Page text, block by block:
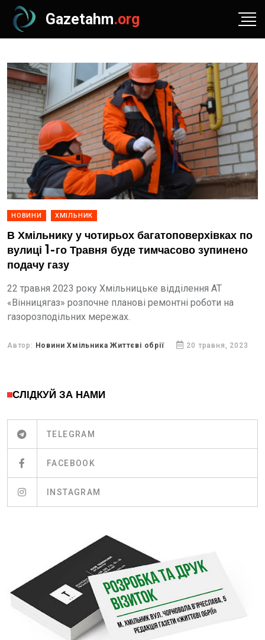
Gazetahm.org
НОВИНИ ХМІЛЬНИК
В Хмільнику у чотирьох багатоповерхівках по
вулиці 1-го Травня буде тимчасово зупинено
подачу газу
22 травня 2023 року Хмільницьке відділення АТ
«Вінницягаз» розпочне планові ремонтні роботи на
газорозподільних мережах.
Автор: Новини Хмільника Життєві обрії 20 травня, 2023
СЛІДКУЙ ЗА НАМИ
TELEGRAM
FACEBOOK
INSTAGRAM